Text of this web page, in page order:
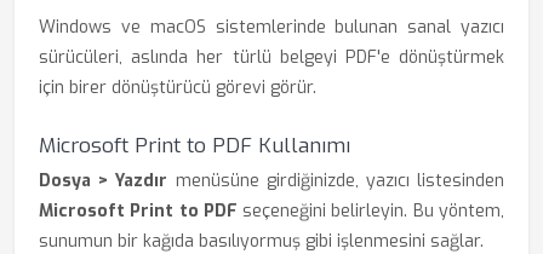
Windows ve macOS sistemlerinde bulunan sanal yazıcı
sürücüleri, aslında her türlü belgeyi PDF'e dönüştürmek
için birer dönüştürücü görevi görür.
Microsoft Print to PDF Kullanımı
Dosya > Yazdır menüsüne girdiğinizde, yazıcı listesinden
Microsoft Print to PDF seçeneğini belirleyin. Bu yöntem,
sunumun bir kağıda basılıyormuş gibi işlenmesini sağlar.